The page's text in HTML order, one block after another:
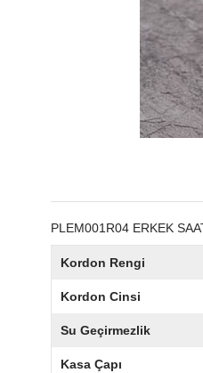
PLEM001R04 ERKEK
Kordon Rengi
Kordon Cinsi
Su Geçirmezlik
Kasa Çapı